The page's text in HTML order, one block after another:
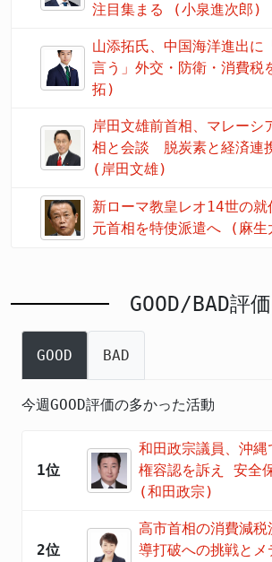
注目集まる (小泉進次郎)
山添拓氏、中国海洋進出に
言う」外交・防衛・消費
拓)
岸田文雄前首相、マレーシ
相と会談 脱炭素と経済連
(岸田文雄)
新ローマ教皇レオ14世の就
元首相を特使派遣へ (麻生
GOOD/BAD評価
GOOD BAD
今週GOOD評価の多かった活動
1位
和田政宗議員、沖
権容認を訴え 安全
(和田政宗)
2位
高市首相の消費減税
導打破への挑戦とメ